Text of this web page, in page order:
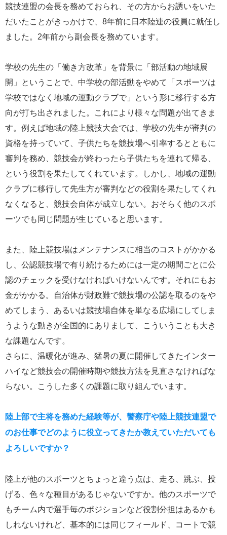
競技連盟の会長を務めておられ、その方からお誘いをいた
だいたことがきっかけで、8年前に日本陸連の役員に就任し
ました。2年前から副会長を務めています。
学校の先生の「働き方改革」を背景に「部活動の地域展
開」ということで、中学校の部活動をやめて「スポーツは
学校ではなく地域の運動クラブで」という形に移行する方
向が打ち出されました。これにより様々な問題が出てきま
す。例えば地域の陸上競技大会では、学校の先生が審判の
資格を持っていて、子供たちを競技場へ引率するとともに
審判を務め、競技会が終わったら子供たちを連れて帰る、
という役割を果たしてくれています。しかし、地域の運動
クラブに移行して先生方が審判などの役割を果たしてくれ
なくなると、競技会自体が成立しない。おそらく他のスポ
ーツでも同じ問題が生じていると思います。
また、陸上競技場はメンテナンスに相当のコストがかかる
し、公認競技場で有り続けるためには一定の期間ごとに公
認のチェックを受けなければいけないんです。それにもお
金がかかる。自治体が財政難で競技場の公認を取るのをや
めてしまう、あるいは競技場自体を単なる広場にしてしま
うような動きが全国的にありまして、こういうことも大き
な課題なんです。
さらに、温暖化が進み、猛暑の夏に開催してきたインター
ハイなど競技会の開催時期や競技方法を見直さなければな
らない。こうした多くの課題に取り組んでいます。
陸上部で主将を務めた経験等が、警察庁や陸上競技連盟で
のお仕事でどのように役立ってきたか教えていただいても
よろしいですか？
陸上が他のスポーツとちょっと違う点は、走る、跳ぶ、投
げる、色々な種目があるじゃないですか。他のスポーツで
もチーム内で選手毎のポジションなど役割分担はあるかも
しれないけれど、基本的には同じフィールド、コートで競